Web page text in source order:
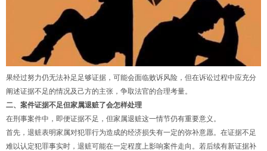
果经过努力仍无法补足足够证据，可能会面临败诉风险，但在诉讼过程中应充分
阐述证据不足的情况及己方的主张，争取法官的合理考量。
二、案件证据不足但家属退赃了会怎样处理
在刑事案件中，即便证据不足，但家属退赃这一情节仍有重要意义。
首先，退赃表明家属对犯罪行为造成的经济损失有一定的弥补意愿。在证据不足
难以认定犯罪事实时，退赃可能在一定程度上影响案件走向。若后续有新证据补